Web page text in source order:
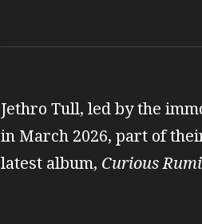
Jethro Tull, led by the
in March 2026, part of
latest album, Curious